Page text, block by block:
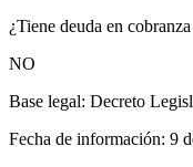
¿Tiene deuda en
NO
Base legal: Decreto
Fecha de información: 9